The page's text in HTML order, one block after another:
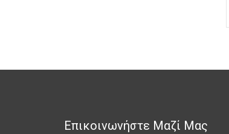
Επικοινωνήστε Μαζί Μας